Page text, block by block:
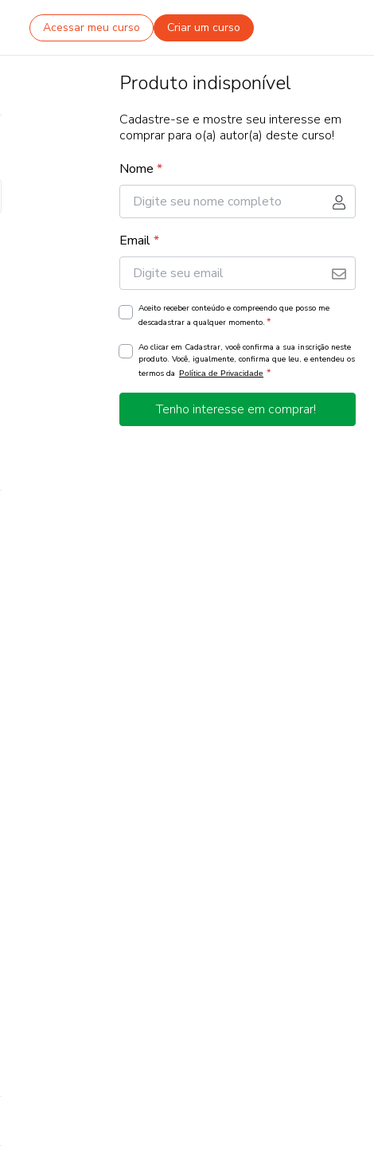
Acessar meu curso Criar um curso
Produto indisponível
Cadastre-se e mostre seu interesse em
comprar para o(a) autor(a) deste curso!
Nome *
Email*
Aceito receber conteúdo e compreendo que posso me
descadastrar a qualquer momento. *
Ao clicar em Cadastrar, você confirma a sua inscrição neste
produto. Você, igualmente, confirma que leu, e entendeu os
termos da Política de Privacidade *
Tenho interesse em comprar!